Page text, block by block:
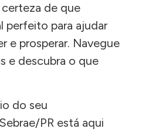
de que
perfeito para ajudar
e prosperar. Navegue
e descubra o que
do seu
PR está aqui